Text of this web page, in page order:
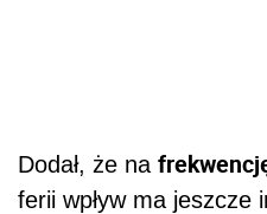
Dodał, że na
ferii wpływ ma jeszcze